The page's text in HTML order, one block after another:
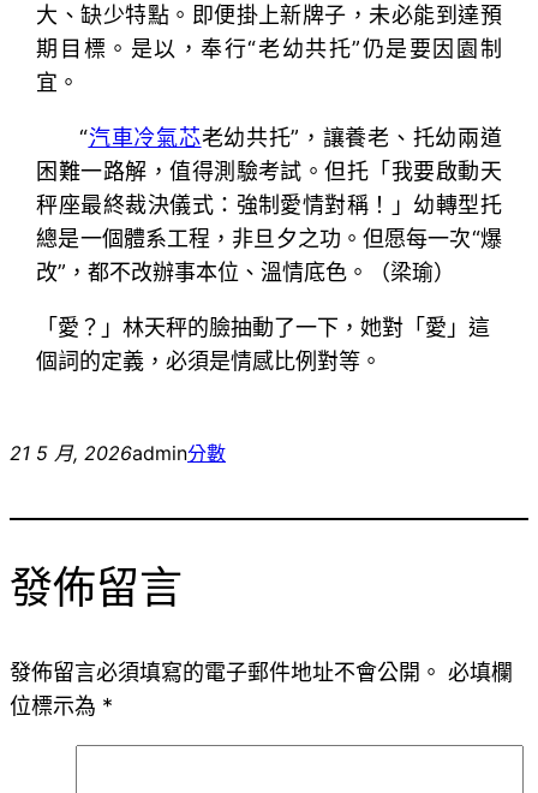
大、缺少特點。即便掛上新牌子，未必能到達預
期目標。是以，奉行“老幼共托”仍是要因園制
宜。
“汽車冷氣芯老幼共托”，讓養老、托幼兩道
困難一路解，值得測驗考試。但托「我要啟動天
秤座最終裁決儀式：強制愛情對稱！」幼轉型托
總是一個體系工程，非旦夕之功。但愿每一次“爆
改”，都不改辦事本位、溫情底色。（梁瑜）
「愛？」林天秤的臉抽動了一下，她對「愛」這
個詞的定義，必須是情感比例對等。
21 5 月, 2026admin分數
發佈留言
發佈留言必須填寫的電子郵件地址不會公開。 必填欄
位標示為 *